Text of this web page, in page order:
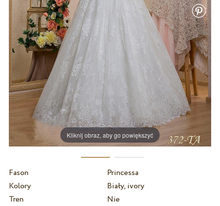
Kliknij obraz, aby go powiększyć
Fason
Princessa
Kolory
Biały, ivory
Tren
Nie